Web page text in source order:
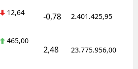
12,64 -0,78 2.401.425,95
465,00
2,48 23.775.956,00